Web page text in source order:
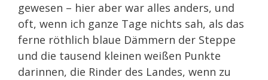
gewesen – hier aber war alles anders, und
oft, wenn ich ganze Tage nichts sah, als das
ferne röthlich blaue Dämmern der Steppe
und die tausend kleinen weißen Punkte
darinnen, die Rinder des Landes, wenn zu